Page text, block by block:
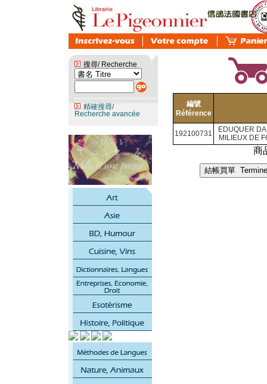
搜尋/ Recherche
精確搜尋/
Recherche avancée
編號
Référence
192100731
EDUQUER
MILIEUX DE
商